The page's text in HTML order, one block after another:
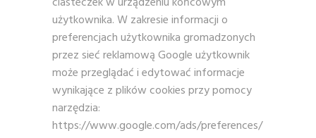
użytkownika. W zakresie informacji o
preferencjach użytkownika gromadzonych
przez sieć reklamową Google użytkownik
może przeglądać i edytować informacje
wynikające z plików cookies przy pomocy
narzędzia:
https://www.google.com/ads/preferences/